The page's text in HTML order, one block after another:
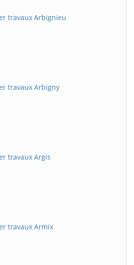
travaux Arbignieu
travaux Arbigny
travaux Argis
travaux Armix